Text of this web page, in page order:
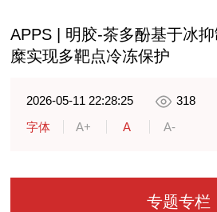
APPS | 明胶-茶多酚基于冰
糜实现多靶点冷冻保护
2026-05-11 22:28:25
318
字体
A+ A A-
专题专栏